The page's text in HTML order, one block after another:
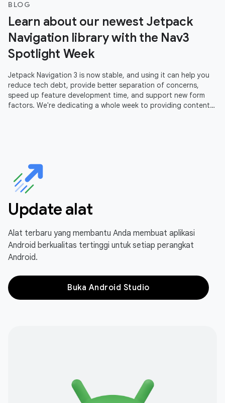
BLOG
Learn about our newest Jetpack
Navigation library with the Nav3
Spotlight Week
Jetpack Navigation 3 is now stable, and using it can help you
reduce tech debt, provide better separation of concerns,
speed up feature development time, and support new form
factors. We're dedicating a whole week to providing content
Update alat
Alat terbaru yang membantu Anda membuat aplikasi
Android berkualitas tertinggi untuk setiap perangkat
Android.
Buka Android Studio